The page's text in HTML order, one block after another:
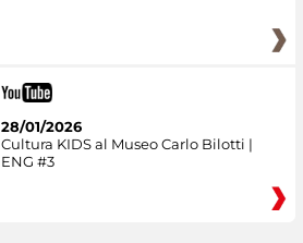
28/01/2026
Cultura KIDS al Museo Carlo Bilotti |
ENG #3